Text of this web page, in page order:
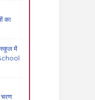
का
स्कूल में
चरण